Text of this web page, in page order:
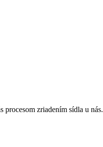
zriadením sídla u nás.